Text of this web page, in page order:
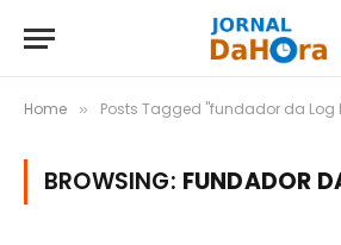
Home » Posts Tagged "fundador da Log
BROWSING: FUNDADOR